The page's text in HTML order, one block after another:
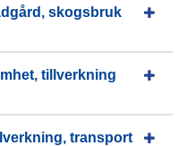
skogsbruk
tillverkning
transport